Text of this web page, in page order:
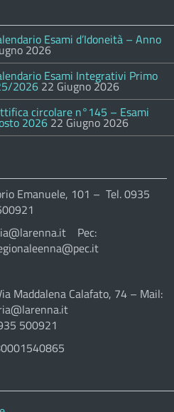
Esami d’Idoneità – Anno
2026
Esami Integrativi Primo
2026 22 Giugno 2026
circolare n°145 – Esami
2026 22 Giugno 2026
Emanuele, 101 – Tel. 0935
Pec:
Maddalena Calafato, 74 – Mail:
500921